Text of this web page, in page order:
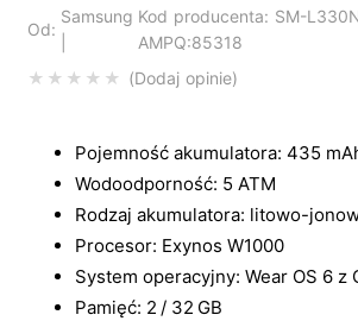
Dodaj opinie
Od:
Samsung Kod producenta: SM-
AMPQ:85318
Pojemność akumulatora: 435
Wodoodporność: 5 ATM
Rodzaj akumulatora: litowo-
Procesor: Exynos W1000
System operacyjny: Wear OS 6 z
Pamięć: 2 / 32 GB